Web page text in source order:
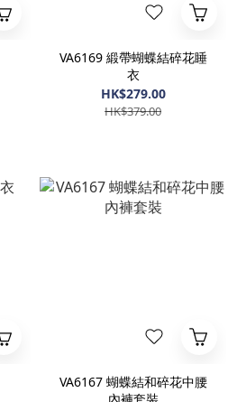
VA6169 緞帶蝴蝶結碎花睡
衣
HK$279.00
HK$379.00
VA6167 蝴蝶結和碎花中腰